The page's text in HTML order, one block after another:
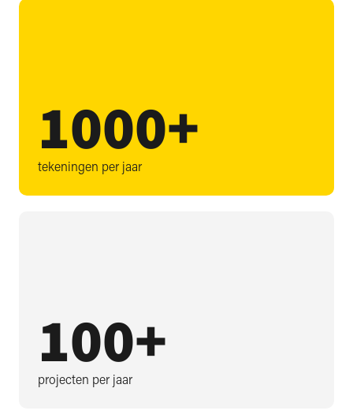
1000+
tekeningen per jaar
100+
projecten per jaar